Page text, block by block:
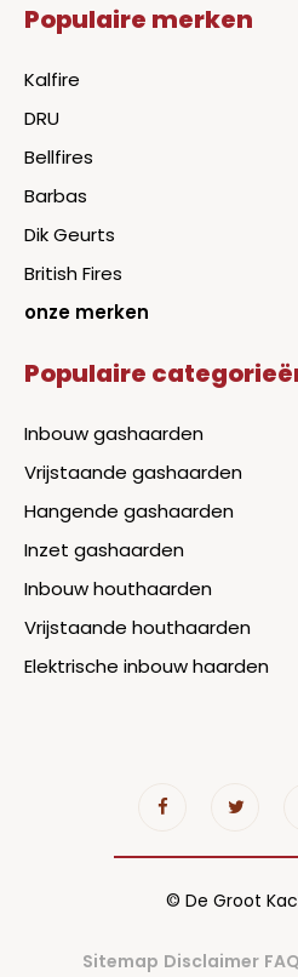
Populaire merken
Kalfire
DRU
Bellfires
Barbas
Dik Geurts
British Fires
onze merken
Populaire
Inbouw gashaarden
Vrijstaande gashaarden
Hangende gashaarden
Inzet gashaarden
Inbouw houthaarden
Vrijstaande houthaarden
Elektrische inbouw haarden
© De Groot
Sitemap Disclaimer FAQ